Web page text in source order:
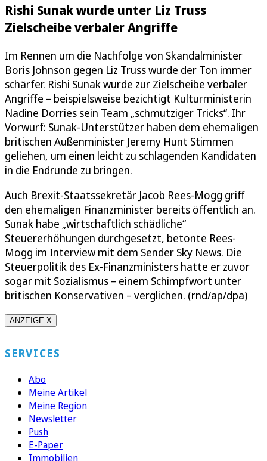
Rishi Sunak wurde unter Liz Truss
Zielscheibe verbaler Angriffe
Im Rennen um die Nachfolge von Skandalminister
Boris Johnson gegen Liz Truss wurde der Ton immer
schärfer. Rishi Sunak wurde zur Zielscheibe verbaler
Angriffe – beispielsweise bezichtigt Kulturministerin
Nadine Dorries sein Team „schmutziger Tricks“. Ihr
Vorwurf: Sunak-Unterstützer haben dem ehemaligen
britischen Außenminister Jeremy Hunt Stimmen
geliehen, um einen leicht zu schlagenden Kandidaten
in die Endrunde zu bringen.
Auch Brexit-Staatssekretär Jacob Rees-Mogg griff
den ehemaligen Finanzminister bereits öffentlich an.
Sunak habe „wirtschaftlich schädliche“
Steuererhöhungen durchgesetzt, betonte Rees-
Mogg im Interview mit dem Sender Sky News. Die
Steuerpolitik des Ex-Finanzministers hatte er zuvor
sogar mit Sozialismus – einem Schimpfwort unter
britischen Konservativen – verglichen. (rnd/ap/dpa)
ANZEIGE X
SERVICES
Abo
Meine Artikel
Meine Region
Newsletter
Push
E-Paper
Immobilien